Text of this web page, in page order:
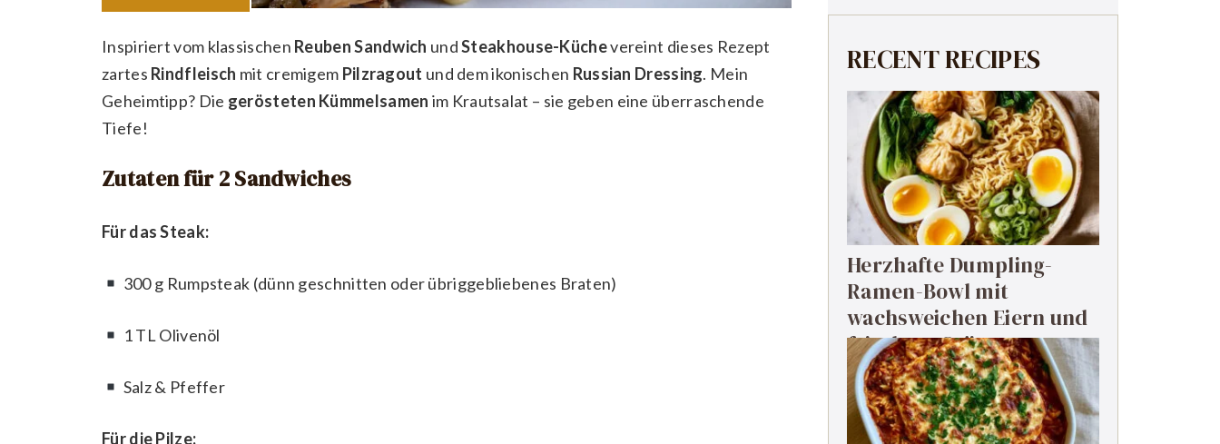
Inspiriert vom klassischen Reuben Sandwich undSteakhouse-Küchevereint dieses Rezept
zartes Rindfleisch mit cremigem Pilzragout und dem ikonischen Russian Dressing. Mein
Geheimtipp? Die gerösteten Kümmelsamen im Krautsalat – sie geben eine überraschende
Tiefe!
Zutaten für 2 Sandwiches
Für das Steak:
300 g Rumpsteak (dünn geschnitten oder übriggebliebenes Braten)
1 TL Olivenöl
Salz & Pfeffer
Für die Pilze:
RECENT RECIPES
Herzhafte Dumpling-
Ramen-Bowl mit
wachsweichen Eiern und
frischem Grün